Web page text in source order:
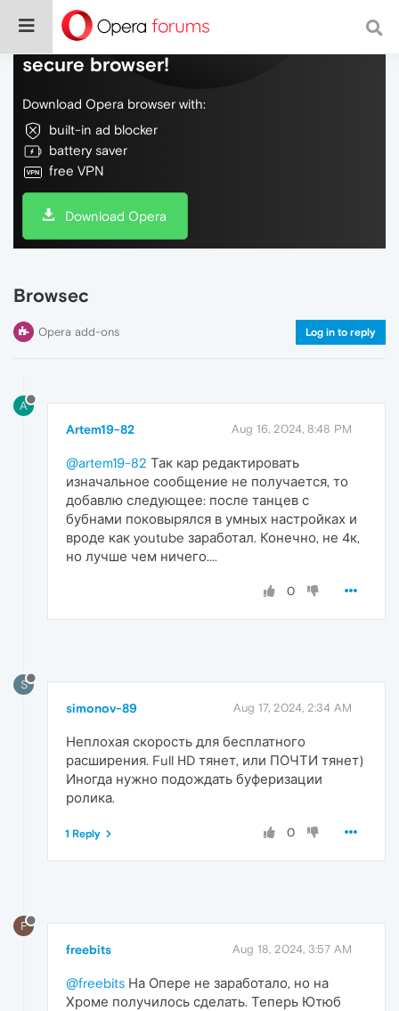
Do more on the web, with a fast and
secure browser!
Download Opera browser with:
built-in ad blocker
battery saver
free VPN
Download Opera
Browsec
Opera add-ons Log in to reply
A
Artem19-82 Aug 16, 2024, 8:48 PM
@artem19-82 Так кар редактировать
изначальное сообщение не получается, то
добавлю следующее: после танцев с
бубнами поковырялся в умных настройках и
вроде как youtube заработал. Конечно, не 4к,
но лучше чем ничего....
0
S
simonov-89 Aug 17, 2024, 2:34 AM
Неплохая скорость для бесплатного
расширения. Full HD тянет, или ПОЧТИ тянет)
Иногда нужно подождать буферизации
ролика.
0
1 Reply
F
freebits Aug 18, 2024, 3:57 AM
@freebits На Опере не заработало, но на
Хроме получилось сделать. Теперь Ютюб